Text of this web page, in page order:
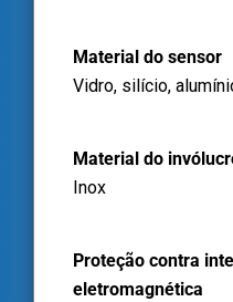
Material do sensor
Vidro, silício,
Material do
Inox
Proteção contra
eletromagnética